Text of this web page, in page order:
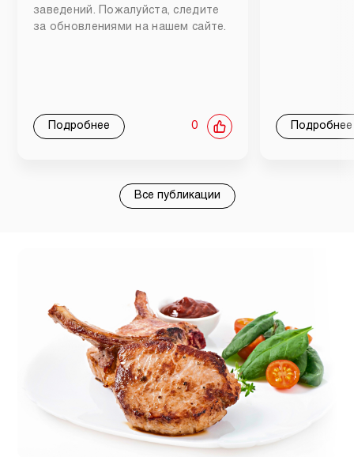
заведений. Пожалуйста, следите
за обновлениями на нашем сайте.
Подробнее 0 Подробнее
Все публикации